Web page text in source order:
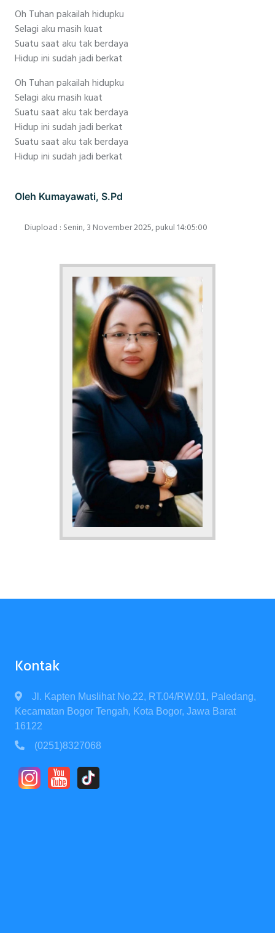
Oh Tuhan pakailah hidupku
Selagi aku masih kuat
Suatu saat aku tak berdaya
Hidup ini sudah jadi berkat
Oh Tuhan pakailah hidupku
Selagi aku masih kuat
Suatu saat aku tak berdaya
Hidup ini sudah jadi berkat
Suatu saat aku tak berdaya
Hidup ini sudah jadi berkat
Oleh Kumayawati, S.Pd
Diupload : Senin, 3 November 2025, pukul 14:05:00
Kontak
Jl. Kapten Muslihat No.22, RT.04/RW.01, Paledang,
Kecamatan Bogor Tengah, Kota Bogor, Jawa Barat
16122
(0251)8327068